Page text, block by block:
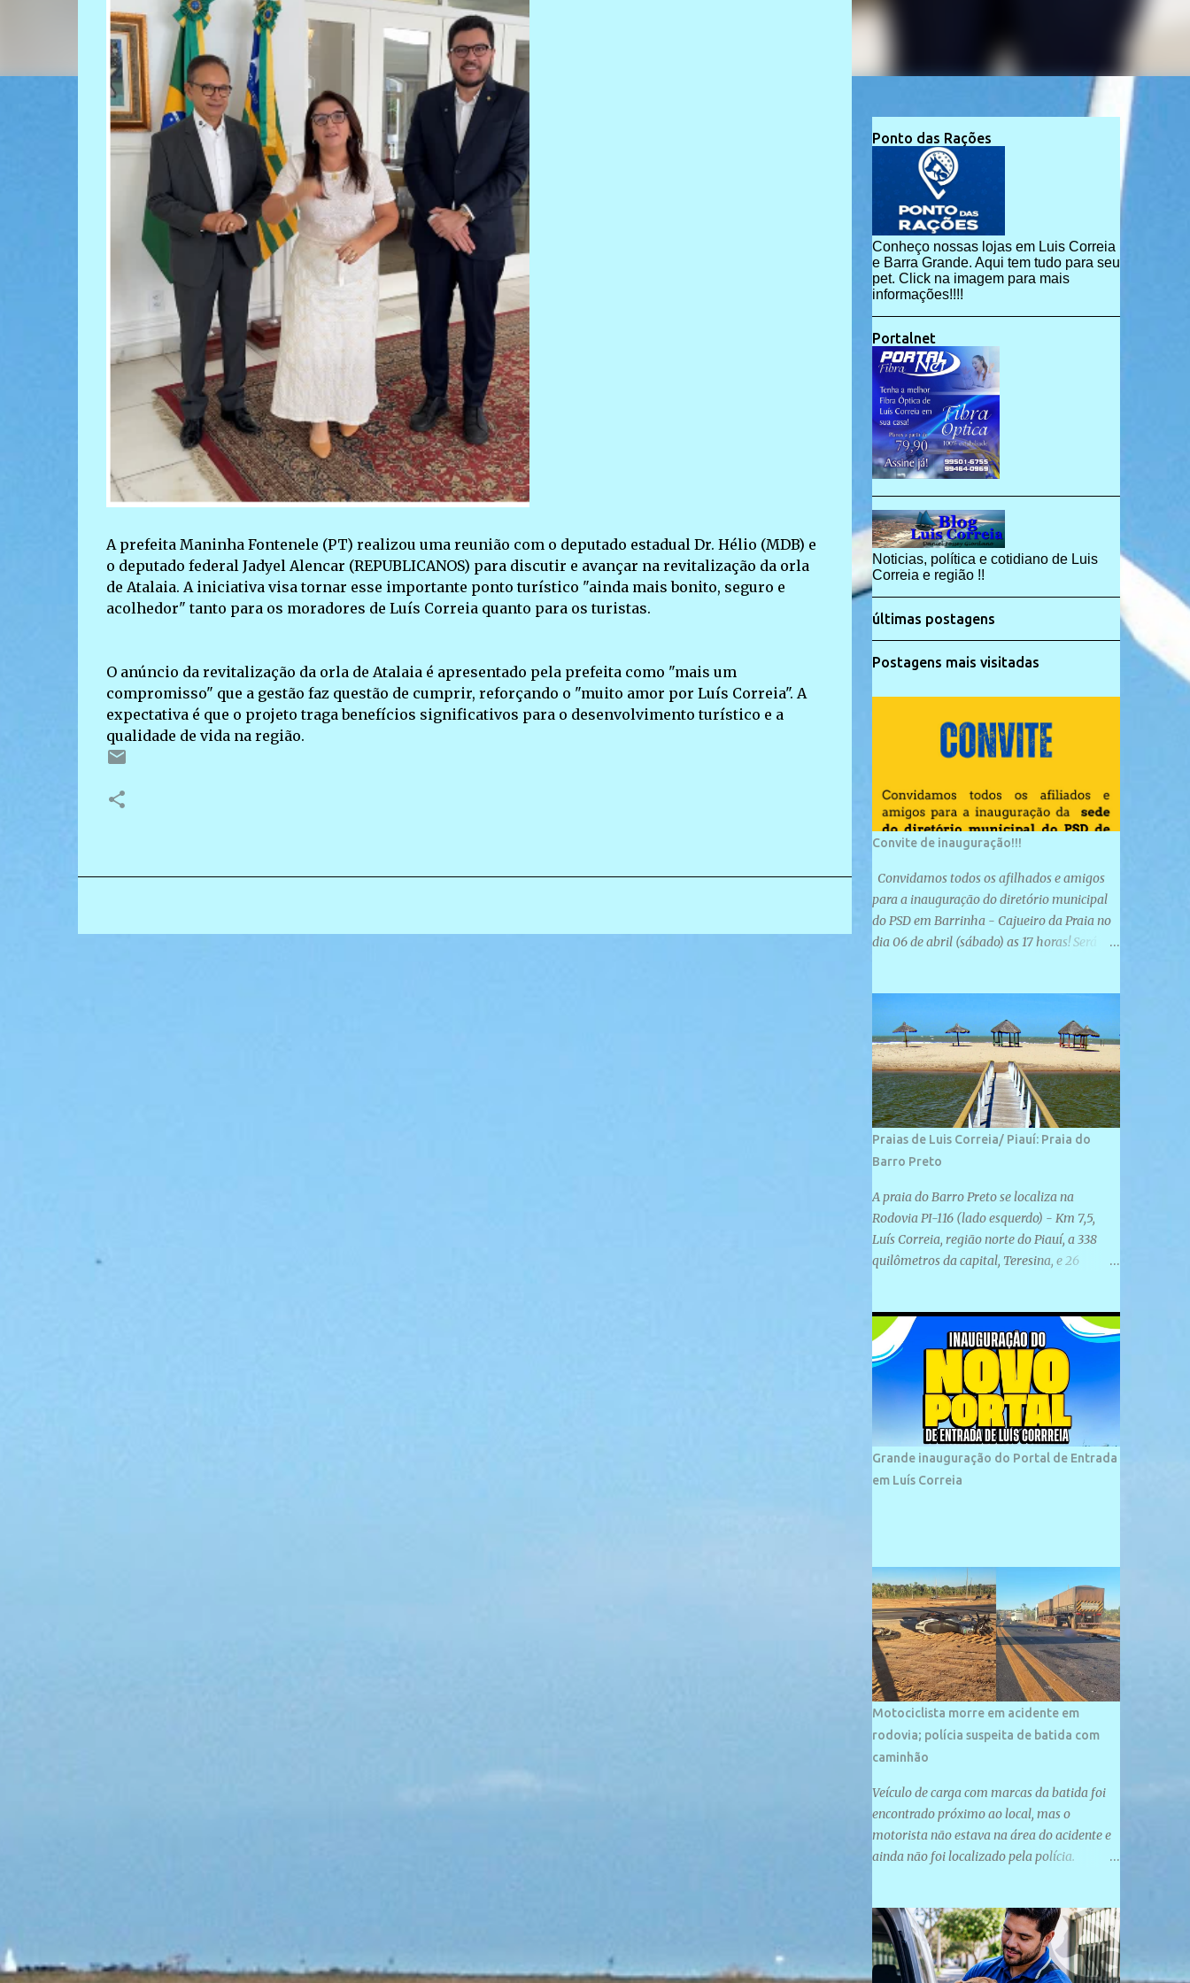
A prefeita Maninha Fontenele (PT) realizou uma reunião com o deputado estadual Dr. Hélio (MDB) e
o deputado federal Jadyel Alencar (REPUBLICANOS) para discutir e avançar na revitalização da orla
de Atalaia. A iniciativa visa tornar esse importante ponto turístico "ainda mais bonito, seguro e
acolhedor" tanto para os moradores de Luís Correia quanto para os turistas.
O anúncio da revitalização da orla de Atalaia é apresentado pela prefeita como "mais um
compromisso" que a gestão faz questão de cumprir, reforçando o "muito amor por Luís Correia". A
expectativa é que o projeto traga benefícios significativos para o desenvolvimento turístico e a
qualidade de vida na região.
Ponto das Rações
Conheço nossas lojas em Luis Correia
e Barra Grande. Aqui tem tudo para seu
pet. Click na imagem para mais
informações!!!!
Portalnet
Noticias, política e cotidiano de Luis
Correia e região !!
últimas postagens
Postagens mais visitadas
Convite de inauguração!!!
Convidamos todos os afilhados e amigos
para a inauguração do diretório municipal
do PSD em Barrinha - Cajueiro da Praia no
dia 06 de abril (sábado) as 17 horas! Será
localizada na Rua São José, 98 Barrinha -
Cajueiro da Praia.
Praias de Luis Correia/ Piauí: Praia do
Barro Preto
A praia do Barro Preto se localiza na
Rodovia PI-116 (lado esquerdo) - Km 7,5,
Luís Correia, região norte do Piauí, a 338
quilômetros da capital, Teresina, e 26
plana e retilínea na maior parte de sua
extensão, chegando a mais ou menos a 1,5
km de paisagens exuberantes. Possui ondas
suaves devido ao extensivo molhe de pedras
que não chegam a 2 metros de altura, não
apresentando dunas em seu espaço
geográfico. Não se sabe ao certo porque a
praia leva esse nome, e muitas das suas
vizinhos. O bairro onde se localiza a praia é
palco de amplos investimentos e projetos
grandiosos como hotéis, pousadas e
residências de veraneio de grande porte. O
maior empreendimento fixado nessa área é
o SESC Praia, inaugurado em 12 de julho de
1996. Com arquitetura moderna,...
Grande inauguração do Portal de Entrada
em Luís Correia
Motociclista morre em acidente em
rodovia; polícia suspeita de batida com
caminhão
Veículo de carga com marcas da batida foi
encontrado próximo ao local, mas o
motorista não estava na área do acidente e
ainda não foi localizado pela polícia.
Divulgação/PMPI João Pedro de Sousa
Santos morreu na manhã desta sexta-feira
(31) em um acidente na PI-247, na zona